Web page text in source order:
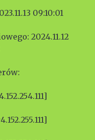
09:10:01
2024.11.12